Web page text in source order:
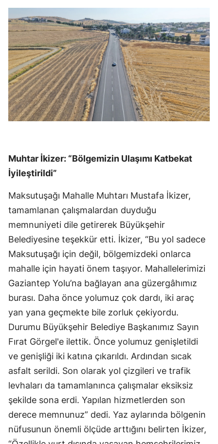
Muhtar İkizer: “Bölgemizin Ulaşımı Katbekat
İyileştirildi”
Maksutuşağı Mahalle Muhtarı Mustafa İkizer,
tamamlanan çalışmalardan duyduğu
memnuniyeti dile getirerek Büyükşehir
Belediyesine teşekkür etti. İkizer, “Bu yol sadece
Maksutuşağı için değil, bölgemizdeki onlarca
mahalle için hayati önem taşıyor. Mahallelerimizi
Gaziantep Yolu’na bağlayan ana güzergâhımız
burası. Daha önce yolumuz çok dardı, iki araç
yan yana geçmekte bile zorluk çekiyordu.
Durumu Büyükşehir Belediye Başkanımız Sayın
Fırat Görgel'e ilettik. Önce yolumuz genişletildi
ve genişliği iki katına çıkarıldı. Ardından sıcak
asfalt serildi. Son olarak yol çizgileri ve trafik
levhaları da tamamlanınca çalışmalar eksiksiz
şekilde sona erdi. Yapılan hizmetlerden son
derece memnunuz” dedi. Yaz aylarında bölgenin
nüfusunun önemli ölçüde arttığını belirten İkizer,